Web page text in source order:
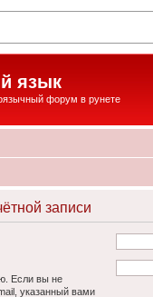
язык
форум в рунете
записи
Если вы не
указанный вами